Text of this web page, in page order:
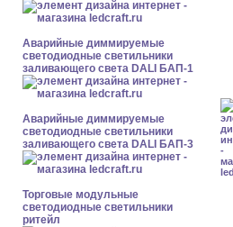
Аварийные диммируемые
светодиодные светильники
заливающего света DALI БАП-1
Аварийные диммируемые
светодиодные светильники
заливающего света DALI БАП-3
Торговые модульные
светодиодные светильники
ритейл